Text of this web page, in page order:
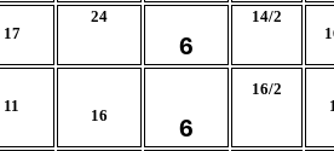
17
24
6
14/2
11 16 6
16/2